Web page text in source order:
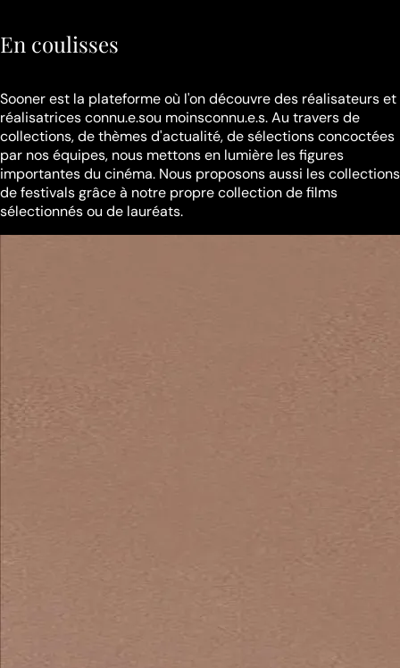
En coulisses
Sooner est la plateforme où l'on découvre des réalisateurs et
réalisatricesconnu.e.sou moinsconnu.e.s. Au travers de
collections, de thèmes d'actualité, de sélections concoctées
par nos équipes, nous mettons en lumière les figures
importantes du cinéma. Nous proposons aussi les collections
de festivals grâce à notre propre collection de films
sélectionnés ou de lauréats.